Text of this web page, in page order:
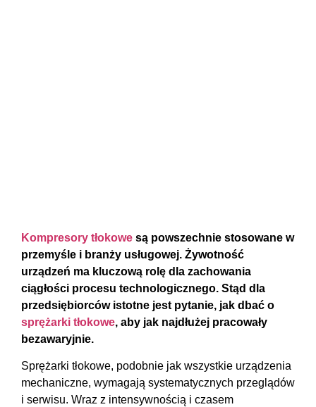
Kompresory tłokowe są powszechnie stosowane w
przemyśle i branży usługowej. Żywotność
urządzeń ma kluczową rolę dla zachowania
ciągłości procesu technologicznego. Stąd dla
przedsiębiorców istotne jest pytanie, jak dbać o
sprężarki tłokowe, aby jak najdłużej pracowały
bezawaryjnie.
Sprężarki tłokowe, podobnie jak wszystkie urządzenia
mechaniczne, wymagają systematycznych przeglądów
i serwisu. Wraz z intensywnością i czasem